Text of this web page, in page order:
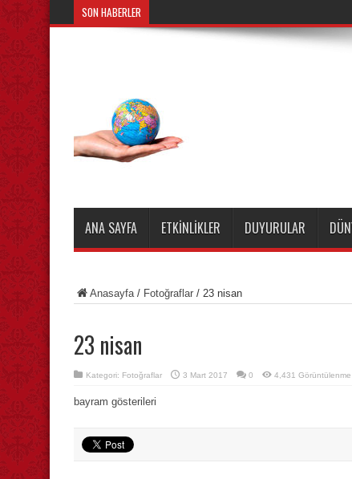
SON HABERLER
ANA SAYFA ETKINLIKLER DUYURULAR
Anasayfa/ Fotoğraflar / 23 nisan
23 nisan
Kategori: Fotoğraflar 3 Mart 2017 0 4,431 Görüntülenme
bayram gösterileri